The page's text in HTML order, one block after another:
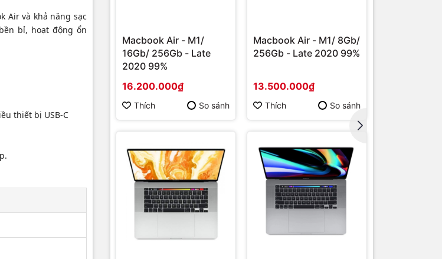
Air và khả năng sạc
bỉ, hoạt động ổn
thiết bị USB-C
Macbook Air - M1/
16Gb/ 256Gb - Late
2020 99%
16.200.000₫
Thích So sánh
Macbook Air - M1/ 8Gb/
256Gb - Late 2020 99%
13.500.000₫
Thích So sánh
hàng